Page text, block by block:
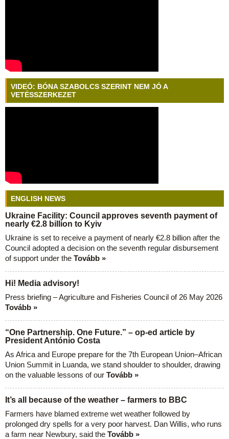
VIDEÓ: BÓNA SZABOLCS SZERINT NEM JÓ A
VETÉSSZERKEZET
ENGLISH NEWS
Ukraine Facility: Council approves seventh payment of
nearly €2.8 billion to Kyiv
Ukraine is set to receive a payment of nearly €2.8 billion after the
Council adopted a decision on the seventh regular disbursement
of support under the Tovább »
Hi! Media advisory!
Press briefing – Agriculture and Fisheries Council of 26 May 2026
Tovább »
“One Partnership. One Future.” – op-ed article by
President António Costa
As Africa and Europe prepare for the 7th European Union–African
Union Summit in Luanda, we stand shoulder to shoulder, drawing
on the valuable lessons of our Tovább »
It’s all because of the weather – farmers to BBC
Farmers have blamed extreme wet weather followed by
prolonged dry spells for a very poor harvest. Dan Willis, who runs
a farm near Newbury, said the Tovább »